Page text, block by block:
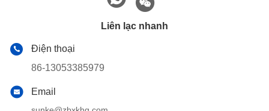
Liên lạc nhanh
Điện thoại
86-13053385979
Email